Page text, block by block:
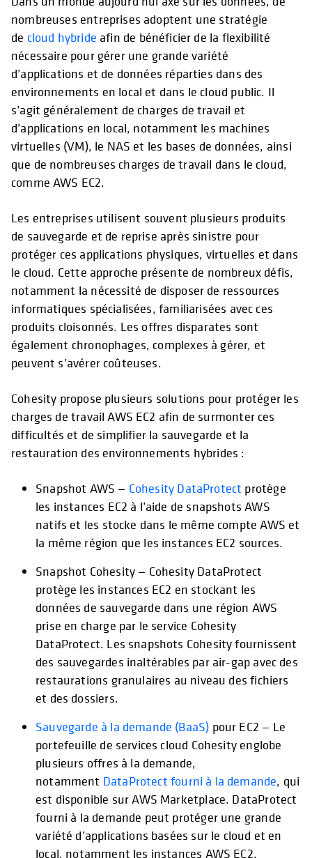
nombreuses entreprises adoptent une stratégie
de cloud hybride afin de bénéficier de la flexibilité
nécessaire pour gérer une grande variété
d’applications et de données réparties dans des
environnements en local et dans le cloud public. Il
s’agit généralement de charges de travail et
d’applications en local, notamment les machines
virtuelles (VM), le NAS et les bases de données, ainsi
que de nombreuses charges de travail dans le cloud,
comme AWS EC2.
Les entreprises utilisent souvent plusieurs produits
de sauvegarde et de reprise après sinistre pour
protéger ces applications physiques, virtuelles et dans
le cloud. Cette approche présente de nombreux défis,
notamment la nécessité de disposer de ressources
informatiques spécialisées, familiarisées avec ces
produits cloisonnés. Les offres disparates sont
également chronophages, complexes à gérer, et
peuvent s’avérer coûteuses.
Cohesity propose plusieurs solutions pour protéger les
charges de travail AWS EC2 afin de surmonter ces
difficultés et de simplifier la sauvegarde et la
restauration des environnements hybrides :
Snapshot AWS — Cohesity DataProtect protège
les instances EC2 à l’aide de snapshots AWS
natifs et les stocke dans le même compte AWS et
la même région que les instances EC2 sources.
Snapshot Cohesity — Cohesity DataProtect
protège les instances EC2 en stockant les
données de sauvegarde dans une région AWS
prise en charge par le service Cohesity
DataProtect. Les snapshots Cohesity fournissent
des sauvegardes inaltérables par air-gap avec des
restaurations granulaires au niveau des fichiers
et des dossiers.
Sauvegarde à la demande (BaaS) pour EC2 — Le
portefeuille de services cloud Cohesity englobe
plusieurs offres à la demande,
notamment DataProtect fourni à la demande, qui
est disponible sur AWS Marketplace. DataProtect
fourni à la demande peut protéger une grande
variété d’applications basées sur le cloud et en
local, notamment les instances AWS EC2.